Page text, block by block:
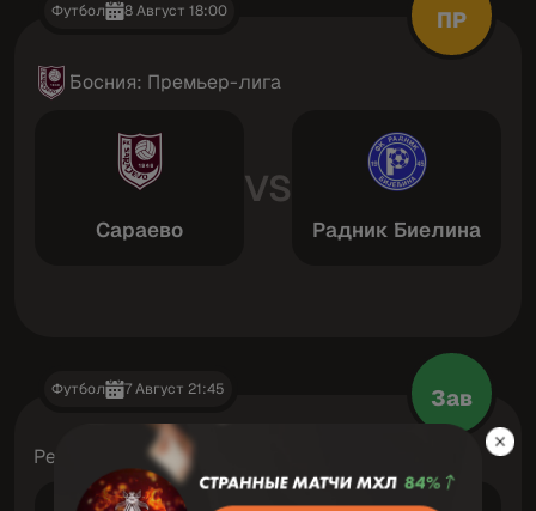
Футбол 8 Август 18:00 ПР
Босния: Премьер-лига
Сараево
VS
Радник Биелина
Футбол 7 Август 21:45 Зав
Республика Премьер Дивизион плей-офф